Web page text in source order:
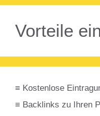
Vorteile
≡ Kostenlose
≡ Backlinks zu Ihren